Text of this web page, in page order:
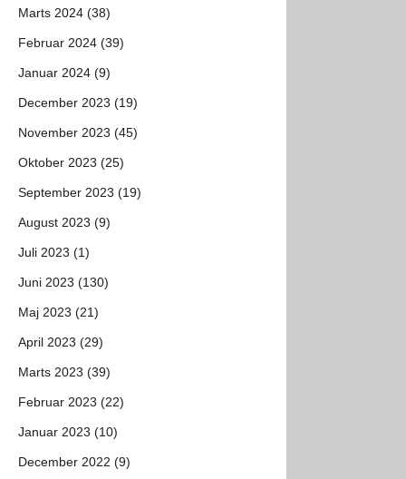
Marts 2024 (38)
Februar 2024 (39)
Januar 2024 (9)
December 2023 (19)
November 2023 (45)
Oktober 2023 (25)
September 2023 (19)
August 2023 (9)
Juli 2023 (1)
Juni 2023 (130)
Maj 2023 (21)
April 2023 (29)
Marts 2023 (39)
Februar 2023 (22)
Januar 2023 (10)
December 2022 (9)